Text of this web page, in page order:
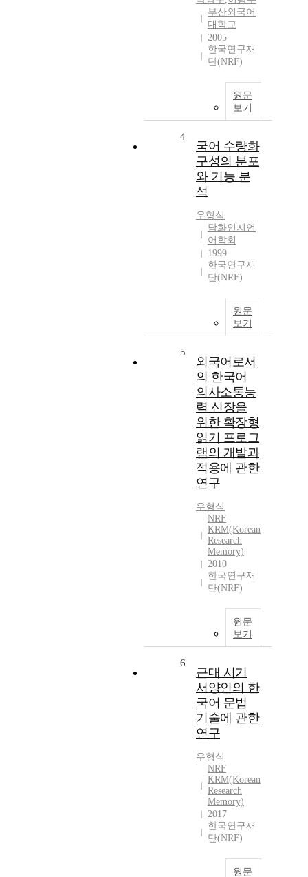
부산외국어
대학교
2005
한국연구재
단(NRF)
원문
보기
4
국어 수량화
구성의 분포
와 기능 분
석
우형식
담화인지언
어학회
1999
한국연구재
단(NRF)
원문
보기
5
외국어로서
의 한국어
의사소통능
력 신장을
위한 확장형
읽기 프로그
램의 개발과
적용에 관한
연구
우형식
NRF
KRM(Korean
Research
Memory)
2010
한국연구재
단(NRF)
원문
보기
6
근대 시기
서양인의 한
국어 문법
기술에 관한
연구
우형식
NRF
KRM(Korean
Research
Memory)
2017
한국연구재
단(NRF)
원문